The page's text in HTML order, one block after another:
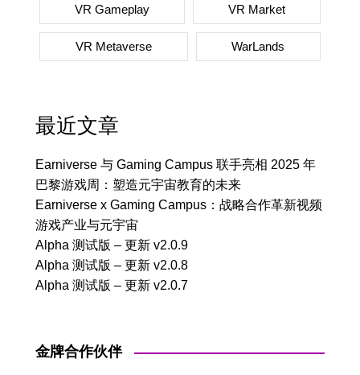
VR Gameplay VR Market
VR Metaverse WarLands
最近文章
Earniverse 与 Gaming Campus 联手亮相 2025 年
巴黎游戏周：塑造元宇宙教育的未来
Earniverse x Gaming Campus：战略合作革新视频
游戏产业与元宇宙
Alpha 测试版 – 更新 v2.0.9
Alpha 测试版 – 更新 v2.0.8
Alpha 测试版 – 更新 v2.0.7
金牌合作伙伴